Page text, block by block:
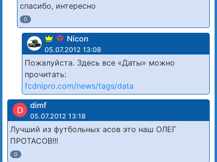
спасибо, интересно
0
Nicon
05.07.2012 13:08
Пожалуйста. Здесь все «Даты» можно
прочитать:
fcdnipro.com/news/tags/data
D dimf
05.07.2012 13:18
Лучший из футбольных асов это наш ОЛЕГ
ПРОТАСОВ!!!
0